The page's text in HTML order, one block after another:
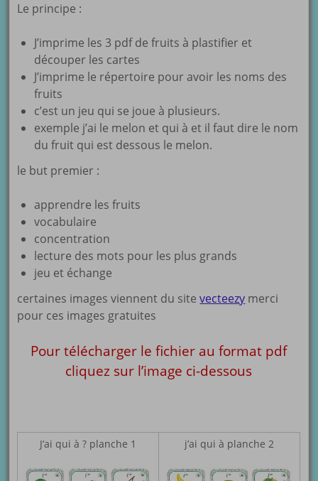
Le principe :
J’imprime les 3 pdf de fruits à plastifier et
découper les cartes
J’imprime le répertoire pour avoir les noms des
fruits
c’est un jeu qui se joue à plusieurs.
exemple j’ai le melon et qui à et il faut dire le nom
du fruit qui est dessous le melon.
le but premier :
apprendre les fruits
vocabulaire
concentration
lecture des mots pour les plus grands
jeu et échange
certaines images viennent du sitevecteezy merci
pour ces images gratuites
Pour télécharger le fichier au format pdf
cliquez sur l’image ci-dessous
J’ai qui à ? planche 1 j’ai qui à planche 2